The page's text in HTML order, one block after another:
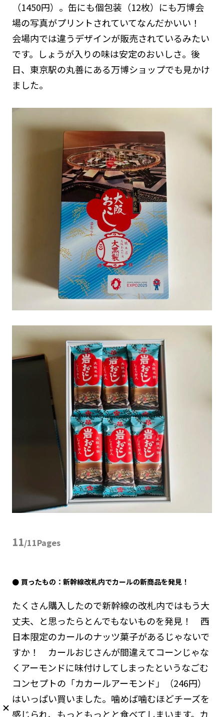
（1450円）。缶にも個包装（12枚）にも万博会
場の写真がプリントされていてなんだかいい！
会場内では違うデザインが販売されているみたい
です。しょうが入りの味は安定のおいしさ。後
日、東京駅の丸善にある万博ショップでも見かけ
ました。
11/11Pages
買ったもの：新幹線改札内でカールの新商品を発見！
たくさん購入したので新幹線の改札内ではもう大
丈夫、と思ったらとんでもないものを発見！ 西
日本限定のカールのナッツ菓子があるじゃないで
すか！ カールおじさんが間違えてコーンじゃな
くアーモンドに味付けしてしまったというなごむ
コンセプトの「カカールアーモンド」（246円）
はいっぱい買いました。噛めば噛むほどチーズを
感じられ、もっともっとと食べてしまいます。カ